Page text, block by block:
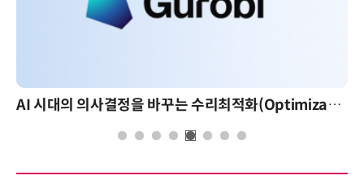
AI 시대의 의사결정을 바꾸는 수리최적화(Optimization): 실제 산업 적용 사례와 활용 전략